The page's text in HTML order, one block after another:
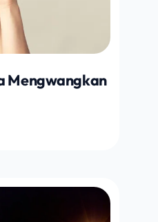
Mengwangkan